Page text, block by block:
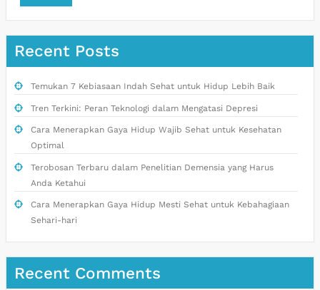
Recent Posts
Temukan 7 Kebiasaan Indah Sehat untuk Hidup Lebih Baik
Tren Terkini: Peran Teknologi dalam Mengatasi Depresi
Cara Menerapkan Gaya Hidup Wajib Sehat untuk Kesehatan
Optimal
Terobosan Terbaru dalam Penelitian Demensia yang Harus
Anda Ketahui
Cara Menerapkan Gaya Hidup Mesti Sehat untuk Kebahagiaan
Sehari-hari
Recent Comments